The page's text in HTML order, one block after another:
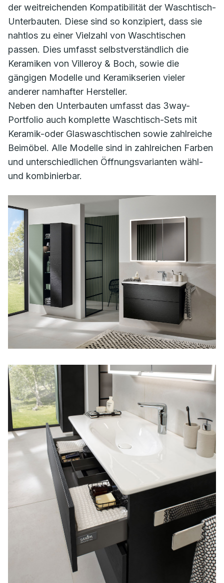
der weitreichenden Kompatibilität der Waschtisch-
Unterbauten. Diese sind so konzipiert, dass sie
nahtlos zu einer Vielzahl von Waschtischen
passen. Dies umfasst selbstverständlich die
Keramiken von Villeroy & Boch, sowie die
gängigen Modelle und Keramikserien vieler
anderer namhafter Hersteller.
Neben den Unterbauten umfasst das 3way-
Portfolio auch komplette Waschtisch-Sets mit
Keramik-oder Glaswaschtischen sowie zahlreiche
Beimöbel. Alle Modelle sind in zahlreichen Farben
und unterschiedlichen Öffnungsvarianten wähl-
und kombinierbar.